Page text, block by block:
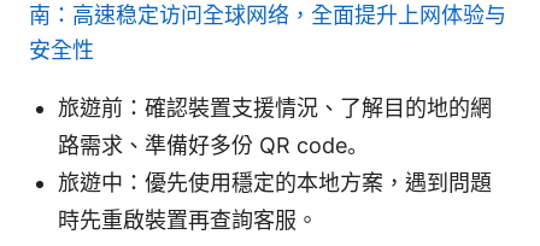
南：高速稳定访问全球网络，全面提升上网体验与
安全性
旅遊前：確認裝置支援情況、了解目的地的網
路需求、準備好多份 QR code。
旅遊中：優先使用穩定的本地方案，遇到問題
時先重啟裝置再查詢客服。